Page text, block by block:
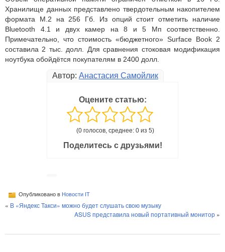
Хранилище данных представлено твердотельным накопителем
формата M.2 на 256 Гб. Из опций стоит отметить наличие
Bluetooth 4.1 и двух камер на 8 и 5 Мп соответственно.
Примечательно, что стоимость «бюджетного» Surface Book 2
составила 2 тыс. долл. Для сравнения стоковая модификация
ноутбука обойдётся покупателям в 2400 долл.
Автор: Анастасия Самойлик
Оцените статью:
(0 голосов, среднее: 0 из 5)
Поделитесь с друзьями!
Опубликовано в Новости IT
« В «Яндекс Такси» можно будет слушать свою музыку
ASUS представила новый портативный монитор »